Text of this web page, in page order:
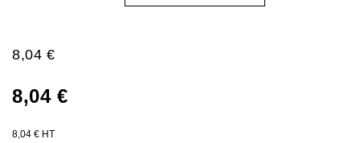
8,04 €
8,04 €
8,04 € HT